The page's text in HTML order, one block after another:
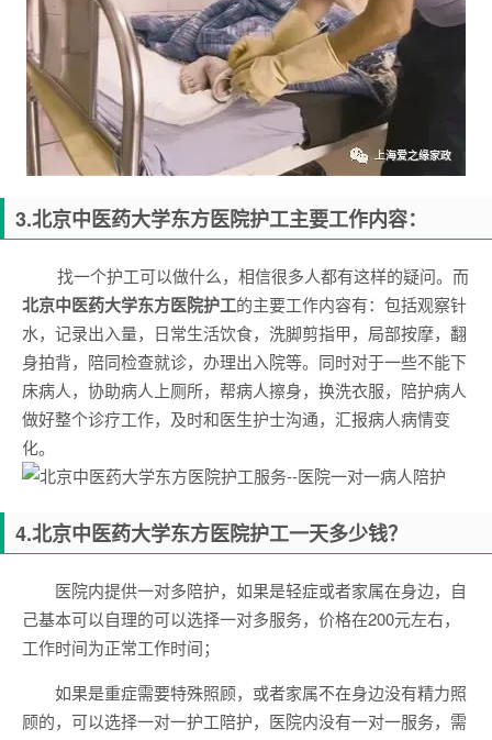
3.北京中医药大学东方医院护工主要工作内容：
找一个护工可以做什么，相信很多人都有这样的疑问。而
北京中医药大学东方医院护工的主要工作内容有：包括观察针
水，记录出入量，日常生活饮食，洗脚剪指甲，局部按摩，翻
身拍背，陪同检查就诊，办理出入院等。同时对于一些不能下
床病人，协助病人上厕所，帮病人擦身，换洗衣服，陪护病人
做好整个诊疗工作，及时和医生护士沟通，汇报病人病情变
化。
4.北京中医药大学东方医院护工一天多少钱？
医院内提供一对多陪护，如果是轻症或者家属在身边，自
己基本可以自理的可以选择一对多服务，价格在200元左右，
工作时间为正常工作时间；
如果是重症需要特殊照顾，或者家属不在身边没有精力照
顾的，可以选择一对一护工陪护，医院内没有一对一服务，需